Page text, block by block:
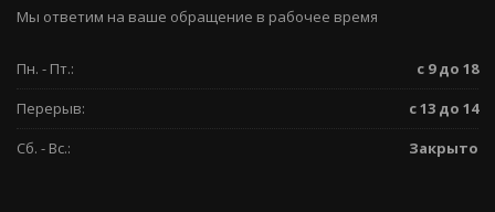
Мы ответим на ваше обращение в рабочее время
Пн. - Пт.:
с 9 до 18
Перерыв:
с 13 до 14
Сб. - Вс.:
Закрыто